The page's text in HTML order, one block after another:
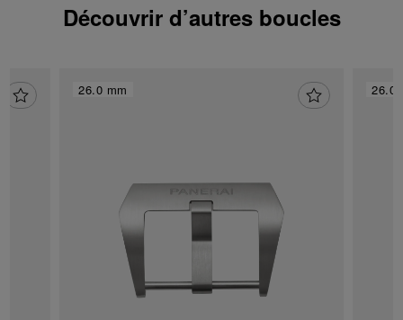
Découvrir d’autres boucles
26.0 mm 26.0